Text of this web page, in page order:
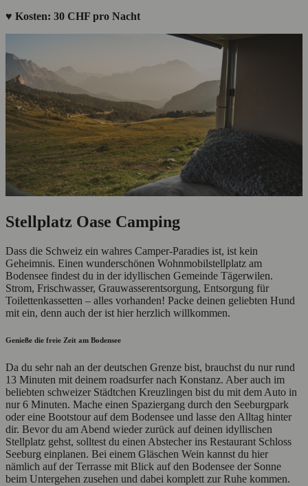
♥ Kosten: 30 CHF pro Nacht
Stellplatz Oase Camping
Dass die Schweiz ein wahres Camper-Paradies ist, ist kein
Geheimnis. Einen wunderschönen Wohnmobilstellplatz am
Bodensee findest du in der idyllischen Gemeinde Tägerwilen.
Strom, Frischwasser, Grauwasserentsorgung, Entsorgung für
Toilettenkassetten – alles vorhanden! Packe deinen geliebten Hund
mit ein, denn auch der ist hier herzlich willkommen.
Genieße die freie Zeit am Bodensee
Da du sehr nah an der deutschen Grenze bist, brauchst du nur rund
13 Minuten mit deinem roadsurfer nach Konstanz. Aber auch im
beliebten schweizer Städtchen Kreuzlingen bist du mit dem Auto in
nur 6 Minuten. Mache einen Spaziergang durch den Seeburgpark
oder eine Bootstour auf dem Bodensee und lasse den Alltag hinter
dir. Bevor du am Abend wieder zurück auf deinen idyllischen
Stellplatz gehst, solltest du einen Abstecher ins Restaurant Schloss
Seeburg einplanen. Bei einem Gläschen Wein kannst du hier
nämlich auf der Terrasse mit Blick auf den Bodensee der Sonne
beim Untergehen zusehen und dabei komplett zur Ruhe kommen.